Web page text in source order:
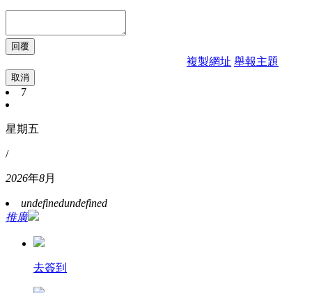
複製網址 舉報主題
取消
7
星期五
/
2026年8月
undefinedundefined
推廣
去簽到